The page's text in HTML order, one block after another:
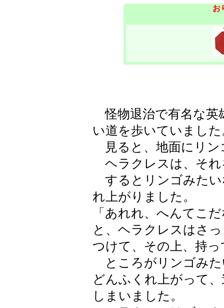
お
怪物退治で有名な英
い道を歩いていました
見ると、地面にリン
ヘラクレスは、それ
するとリンゴみたい
れ上がりました。
「あれれ、へんてこ
と、ヘラクレスはさ
つけて、その上、持
ところがリンゴみた
どんふくれ上がって
しまいました。